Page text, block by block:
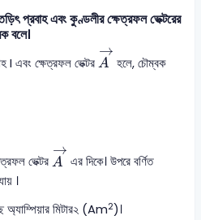
প্রবাহ এবং কুণ্ডলীর ক্ষেত্রফল ভেক্টরের
বলে।
I এবং ক্ষেত্রফল ভেক্টর
→
A
A→
হলে, চৌম্বক
ভেক্টর
→
A
A→
এর দিকে। উপরে বর্ণিত
।
মিটার২ (Am2)।